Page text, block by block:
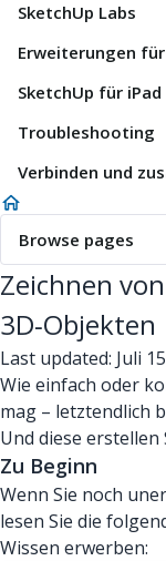
SketchUp Labs
Erweiterungen
SketchUp für iPad
Troubleshooting
Verbinden und
Browse pages
Zeichnen
3D‑Objekten
Last updated: Juli
Wie einfach oder
mag – letztendlich
Und diese erstellen
Zu Beginn
Wenn Sie noch
lesen Sie die
Wissen erwerben: